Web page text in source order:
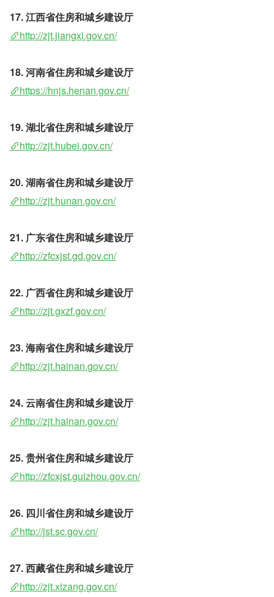
17. 江西省住房和城乡建设厅
http://zjt.jiangxi.gov.cn/
18. 河南省住房和城乡建设厅
https://hnjs.henan.gov.cn/
19. 湖北省住房和城乡建设厅
http://zjt.hubei.gov.cn/
20. 湖南省住房和城乡建设厅
http://zjt.hunan.gov.cn/
21. 广东省住房和城乡建设厅
http://zfcxjst.gd.gov.cn/
22. 广西省住房和城乡建设厅
http://zjt.gxzf.gov.cn/
23. 海南省住房和城乡建设厅
http://zjt.hainan.gov.cn/
24. 云南省住房和城乡建设厅
http://zjt.hainan.gov.cn/
25. 贵州省住房和城乡建设厅
http://zfcxjst.guizhou.gov.cn/
26. 四川省住房和城乡建设厅
http://jst.sc.gov.cn/
27. 西藏省住房和城乡建设厅
http://zjt.xizang.gov.cn/